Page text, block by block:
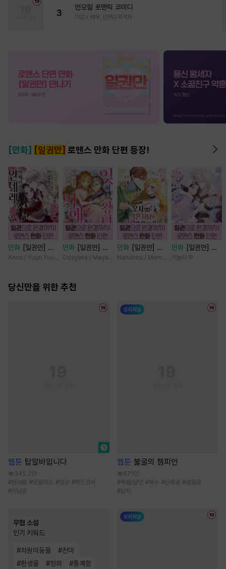
3
언모럴 로맨틱 코미디
가감 / 쌔우, (원작)곽겨자
[만화] [일권만] 로맨스 만화 단편 등장!
만화
[일권만] 왕
태자님과의 약혼을
변했습니다 [단행
Anno / Yuuri Yuudachi
만화
[일권만] 잊
혀진 왕녀지만 정
니다 [단행본]
Odayaka / Maya Koike
만화
[일권만] 웃
지 않는 약혼자님
Nanohiru / Memeko
만화
[일권만] 죽
을 뻔한 늑대가 운
카놀라 유
당신만을 위한 추천
웹툰 탑알바입니다
345.2만
#현대물 #모럴리스 #일상 #하드코어
#미남공
무협 소설
인기 키워드
#차원이동물 #천마
#환생물 #정파 #통쾌함
웹툰 불굴의 챔피언
571만
#죽음/살인 #복수 #난폭공 #음험공
#납치